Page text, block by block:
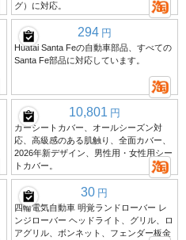
グ）に対応。
294 円
Huatai Santa Feの自動車部品、すべての
Santa Fe部品に対応しています。
10,801 円
カーシートカバー、オールシーズン対
応、高級感のある肌触り、全面カバー、
2026年新デザイン、男性用・女性用シー
トカバー。
30 円
四輪電気自動車 明覚ランドローバー レ
ンジローバー ヘッドライト、グリル、ロ
アグリル、ボンネット、フェンダー板金